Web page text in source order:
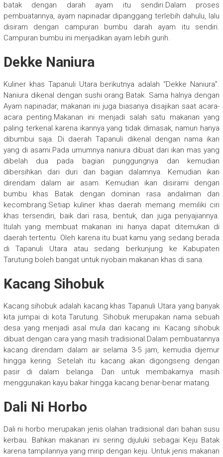
batak dengan darah ayam itu sendiri.Dalam proses
pembuatannya, ayam napinadar dipanggang terlebih dahulu, lalu
disiram dengan campuran bumbu darah ayam itu sendiri.
Campuran bumbu ini menjadikan ayam lebih gurih.
Dekke Naniura
Kuliner khas Tapanuli Utara berikutnya adalah “Dekke Naniura”.
Naniura dikenal dengan sushi orang Batak. Sama halnya dengan
Ayam napinadar, makanan ini juga biasanya disajikan saat acara-
acara penting.Makanan ini menjadi salah satu makanan yang
paling terkenal karena ikannya yang tidak dimasak, namun hanya
dibumbui saja. Di daerah Tapanuli dikenal dengan nama ikan
yang di asami.Pada umumnya naniura dibuat dari ikan mas yang
dibelah dua pada bagian punggungnya dan kemudian
dibersihkan dari duri dan bagian dalamnya. Kemudian ikan
direndam dalam air asam. Kemudian ikan disirami dengan
bumbu khas Batak dengan dominan rasa andaliman dan
kecombrang.Setiap kuliner khas daerah memang memiliki ciri
khas tersendiri, baik dari rasa, bentuk, dan juga penyajiannya.
Itulah yang membuat makanan ini hanya dapat ditemukan di
daerah tertentu. Oleh karena itu buat kamu yang sedang berada
di Tapanuli Utara atau sedang berkunjung ke Kabupaten
Tarutung boleh bangat untuk nyobain makanan khas di sana.
Kacang Sihobuk
Kacang sihobuk adalah kacang khas Tapanuli Utara yang banyak
kita jumpai di kota Tarutung. Sihobuk merupakan nama sebuah
desa yang menjadi asal mula dari kacang ini. Kacang sihobuk
dibuat dengan cara yang masih tradisional.Dalam pembuatannya
kacang direndam dalam air selama 3-5 jam, kemudia dijemur
hingga kering. Setelah itu kacang akan digongseng dengan
pasir di dalam belanga. Dan untuk membakarnya masih
menggunakan kayu bakar hingga kacang benar-benar matang.
Dali Ni Horbo
Dali ni horbo merupakan jenis olahan tradisional dari bahan susu
kerbau. Bahkan makanan ini sering dijuluki sebagai Keju Batak
karena tampilannya yang mirip dengan keju. Untuk jenis makanan